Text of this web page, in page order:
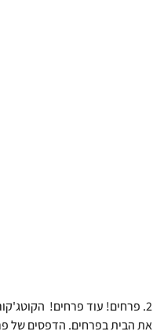
2. פרחים! עוד פרחים!
את הבית בפרחים. הדפסים של